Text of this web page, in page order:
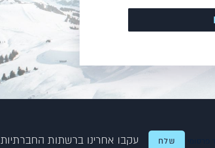
עקבו אחרינו ברשתות החברתיות